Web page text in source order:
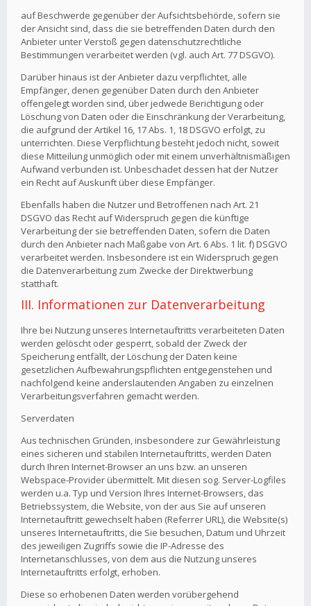
auf Beschwerde gegenüber der Aufsichtsbehörde, sofern sie
der Ansicht sind, dass die sie betreffenden Daten durch den
Anbieter unter Verstoß gegen datenschutzrechtliche
Bestimmungen verarbeitet werden (vgl. auch Art. 77 DSGVO).
Darüber hinaus ist der Anbieter dazu verpflichtet, alle
Empfänger, denen gegenüber Daten durch den Anbieter
offengelegt worden sind, über jedwede Berichtigung oder
Löschung von Daten oder die Einschränkung der Verarbeitung,
die aufgrund der Artikel 16, 17 Abs. 1, 18 DSGVO erfolgt, zu
unterrichten. Diese Verpflichtung besteht jedoch nicht, soweit
diese Mitteilung unmöglich oder mit einem unverhältnismäßigen
Aufwand verbunden ist. Unbeschadet dessen hat der Nutzer
ein Recht auf Auskunft über diese Empfänger.
Ebenfalls haben die Nutzer und Betroffenen nach Art. 21
DSGVO das Recht auf Widerspruch gegen die künftige
Verarbeitung der sie betreffenden Daten, sofern die Daten
durch den Anbieter nach Maßgabe von Art. 6 Abs. 1 lit. f) DSGVO
verarbeitet werden. Insbesondere ist ein Widerspruch gegen
die Datenverarbeitung zum Zwecke der Direktwerbung
statthaft.
III. Informationen zur Datenverarbeitung
Ihre bei Nutzung unseres Internetauftritts verarbeiteten Daten
werden gelöscht oder gesperrt, sobald der Zweck der
Speicherung entfällt, der Löschung der Daten keine
gesetzlichen Aufbewahrungspflichten entgegenstehen und
nachfolgend keine anderslautenden Angaben zu einzelnen
Verarbeitungsverfahren gemacht werden.
Serverdaten
Aus technischen Gründen, insbesondere zur Gewährleistung
eines sicheren und stabilen Internetauftritts, werden Daten
durch Ihren Internet-Browser an uns bzw. an unseren
Webspace-Provider übermittelt. Mit diesen sog. Server-Logfiles
werden u.a. Typ und Version Ihres Internet-Browsers, das
Betriebssystem, die Website, von der aus Sie auf unseren
Internetauftritt gewechselt haben (Referrer URL), die Website(s)
unseres Internetauftritts, die Sie besuchen, Datum und Uhrzeit
des jeweiligen Zugriffs sowie die IP-Adresse des
Internetanschlusses, von dem aus die Nutzung unseres
Internetauftritts erfolgt, erhoben.
Diese so erhobenen Daten werden vorübergehend